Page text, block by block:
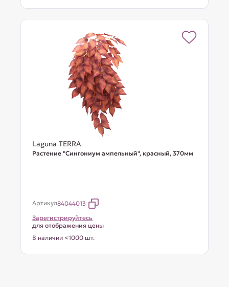
Laguna TERRA
Растение "Сингониум ампельный", красный, 370мм
Артикул84044013
Зарегистрируйтесь
для отображения цены
В наличии <1000 шт.